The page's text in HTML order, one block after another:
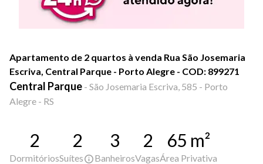
Apartamento de 2 quartos à venda Rua São Josemaria
Escriva, Central Parque - Porto Alegre - COD: 899271
Central Parque - São Josemaria Escriva, 585 - Porto
Alegre - RS
2
Dormitórios
2
Suítes
3
Banheiros
2
Vagas
65 m²
Área Privativa